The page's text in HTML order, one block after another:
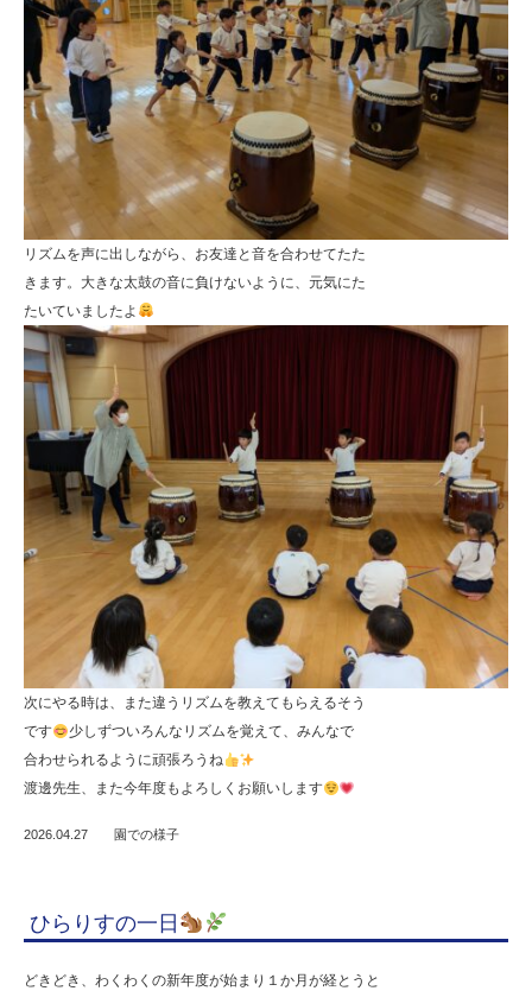
リズムを声に出しながら、お友達と音を合わせてたた
きます。大きな太鼓の音に負けないように、元気にた
たいていましたよ
次にやる時は、また違うリズムを教えてもらえるそう
です
少しずついろんなリズムを覚えて、みんなで
合わせられるように頑張ろうね
渡邊先生、また今年度もよろしくお願いします
2026.04.27 園での様子
ひらりすの一日
どきどき、わくわくの新年度が始まり１か月が経とうと